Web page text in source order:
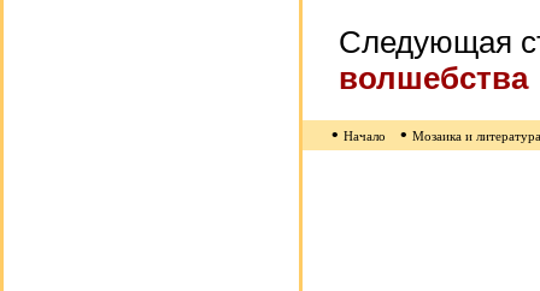
Следующая
волшебства
• Начало • Мозаика и литература